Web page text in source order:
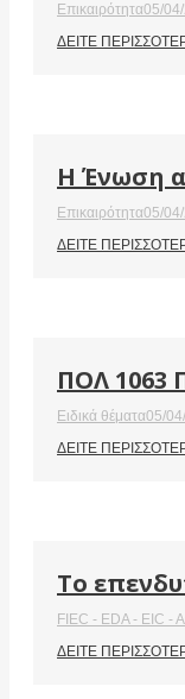
Επικαιρότητα05/
ΔΕΙΤΕ
Η Ένωση
Επικαιρότητα05/
ΔΕΙΤΕ
ΠΟΛ 1063
Ειδικά θέματα05/
ΔΕΙΤΕ
Το
FIEC - EDA - EIC -
ΔΕΙΤΕ